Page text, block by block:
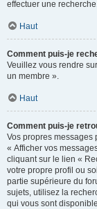
effectuer une
Haut
Comment puis-je
Veuillez vous rendre
un membre ».
Haut
Comment puis-je
Vos propres messages
« Afficher vos
cliquant sur le lien «
votre propre profil ou
partie supérieure du
sujets, utilisez la
qui vous sont